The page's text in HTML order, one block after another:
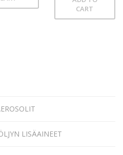
CART
LISÄAINEET